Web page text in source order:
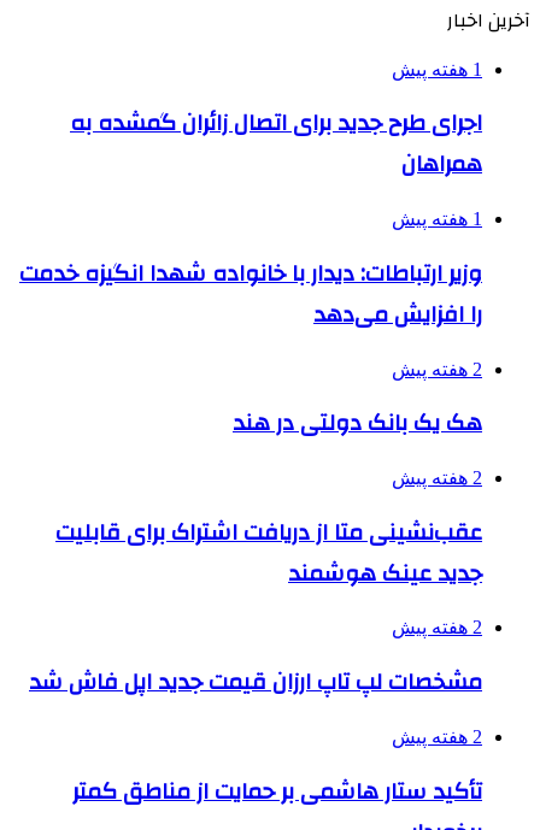
آخرین اخبار
1 هفته پیش
اجرای طرح جدید برای اتصال زائران گمشده به
همراهان
1 هفته پیش
وزیر ارتباطات: دیدار با خانواده شهدا انگیزه خدمت
را افزایش می‌دهد
2 هفته پیش
هک یک بانک دولتی در هند
2 هفته پیش
عقب‌نشینی متا از دریافت اشتراک برای قابلیت
جدید عینک هوشمند
2 هفته پیش
مشخصات لپ تاپ ارزان قیمت جدید اپل فاش شد
2 هفته پیش
تأکید ستار هاشمی بر حمایت از مناطق کمتر